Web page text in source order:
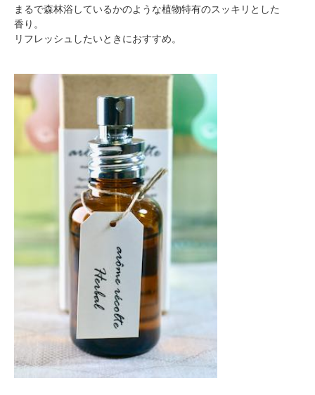
まるで森林浴しているかのような植物特有のスッキリとした
香り。
リフレッシュしたいときにおすすめ。